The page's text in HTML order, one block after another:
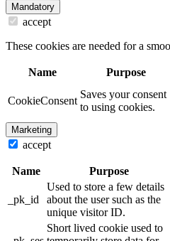
Mandatory
accept
These cookies are needed for a
Name Purpose
CookieConsent
Saves your consent
to using cookies.
Marketing
accept
Name Purpose
_pk_id
Used to store a few details
about the user such as the
unique visitor ID.
Short lived cookie used to